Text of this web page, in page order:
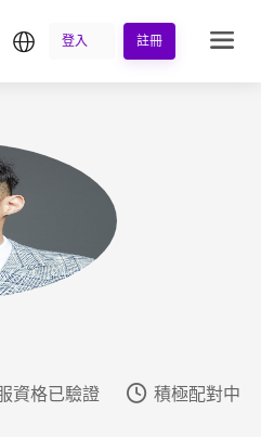
繁中登入 註冊
資格已驗證 積極配對中